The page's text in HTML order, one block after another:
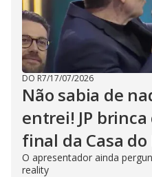
DO R7/17/07/2026
Não sabia de
entrei! JP
final da Casa
O apresentador ainda
reality